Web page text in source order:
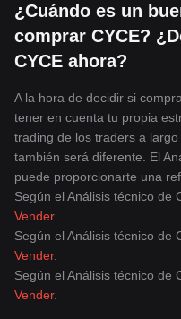
¿Cuándo es un
comprar CYCE?
CYCE ahora?
A la hora de decidir si
tener en cuenta tu propia
trading de los traders a
también será diferente. El
puede proporcionarte una
Según el Análisis técnico de
Vender.
Según el Análisis técnico de
Vender.
Según el Análisis técnico de
Vender.